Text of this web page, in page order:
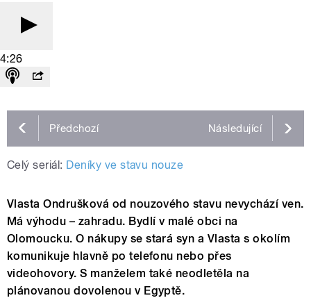
4:26
Předchozí Následující
Celý seriál: Deníky ve stavu nouze
Vlasta Ondrušková od nouzového stavu nevychází ven.
Má výhodu – zahradu. Bydlí v malé obci na
Olomoucku. O nákupy se stará syn a Vlasta s okolím
komunikuje hlavně po telefonu nebo přes
videohovory. S manželem také neodletěla na
plánovanou dovolenou v Egyptě.